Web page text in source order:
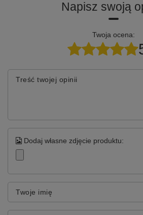
Napisz swoją
Twoja ocena:
Treść twojej opinii
Dodaj własne zdjęcie produktu:
Twoje imię